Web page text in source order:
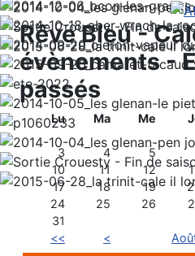
Rêve Bleu -
évènements -
passés
Lu Ma Me
3
4 5
10
11 12
17
18 19
24
25 26
31
<<
<